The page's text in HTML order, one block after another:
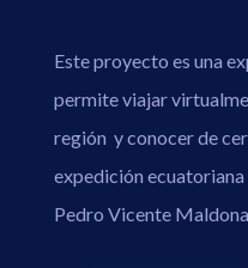
Este proyecto es una
permite viajar
región y conocer de
expedición
Pedro Vicente